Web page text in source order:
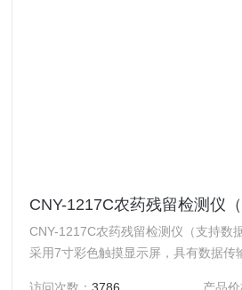
CNY-1217C农药残留检测仪（支持数
采用7寸彩色触摸显示屏，具有数据传